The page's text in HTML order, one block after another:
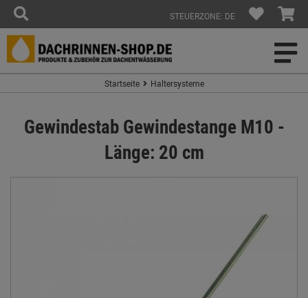
STEUERZONE: DE
Startseite Haltersysteme
Gewindestab Gewindestange M10 -
Länge: 20 cm